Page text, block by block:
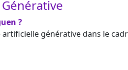
?
générative dans le